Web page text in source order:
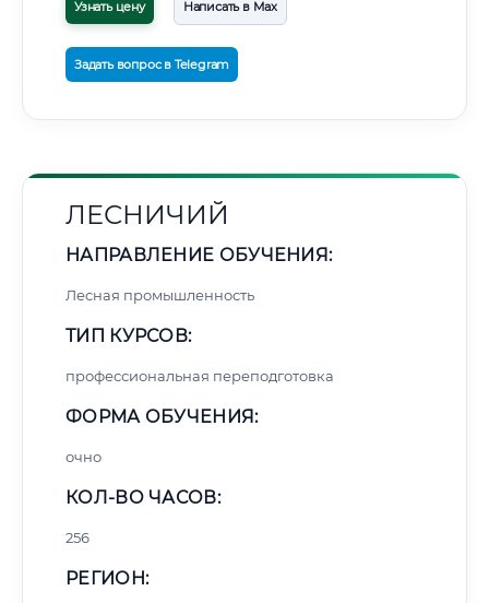
Узнать цену Написать в Max
Задать вопрос в Telegram
ЛЕСНИЧИЙ
НАПРАВЛЕНИЕ ОБУЧЕНИЯ:
Лесная промышленность
ТИП КУРСОВ:
профессиональная переподготовка
ФОРМА ОБУЧЕНИЯ:
очно
КОЛ-ВО ЧАСОВ:
256
РЕГИОН: